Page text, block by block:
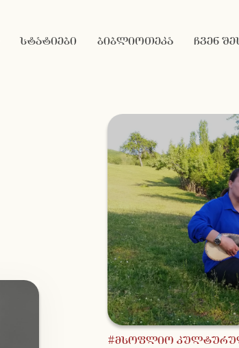
სტატიები ბიბლიოთეკა ჩვენ
#მსოფლიო